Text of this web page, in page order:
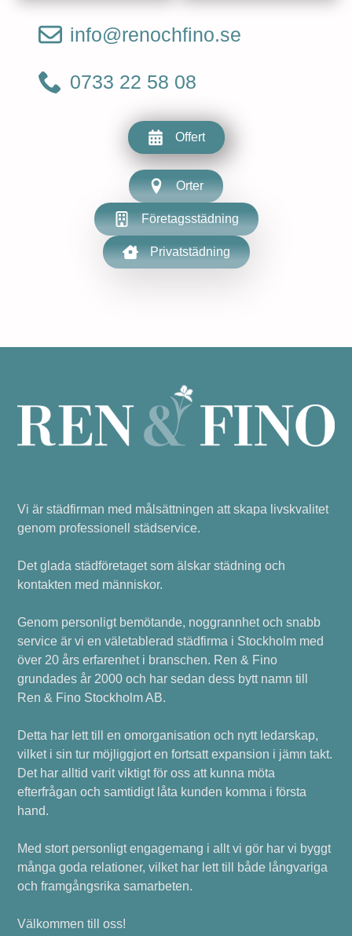
info@renochfino.se
0733 22 58 08
Offert
Orter
Företagsstädning
Privatstädning
Vi är städfirman med målsättningen att skapa livskvalitet
genom professionell städservice.
Det glada städföretaget som älskar städning och
kontakten med människor.
Genom personligt bemötande, noggrannhet och snabb
service är vi en väletablerad städfirma i Stockholm med
över 20 års erfarenhet i branschen. Ren & Fino
grundades år 2000 och har sedan dess bytt namn till
Ren & Fino Stockholm AB.
Detta har lett till en omorganisation och nytt ledarskap,
vilket i sin tur möjliggjort en fortsatt expansion i jämn takt.
Det har alltid varit viktigt för oss att kunna möta
efterfrågan och samtidigt låta kunden komma i första
hand.
Med stort personligt engagemang i allt vi gör har vi byggt
många goda relationer, vilket har lett till både långvariga
och framgångsrika samarbeten.
Välkommen till oss!